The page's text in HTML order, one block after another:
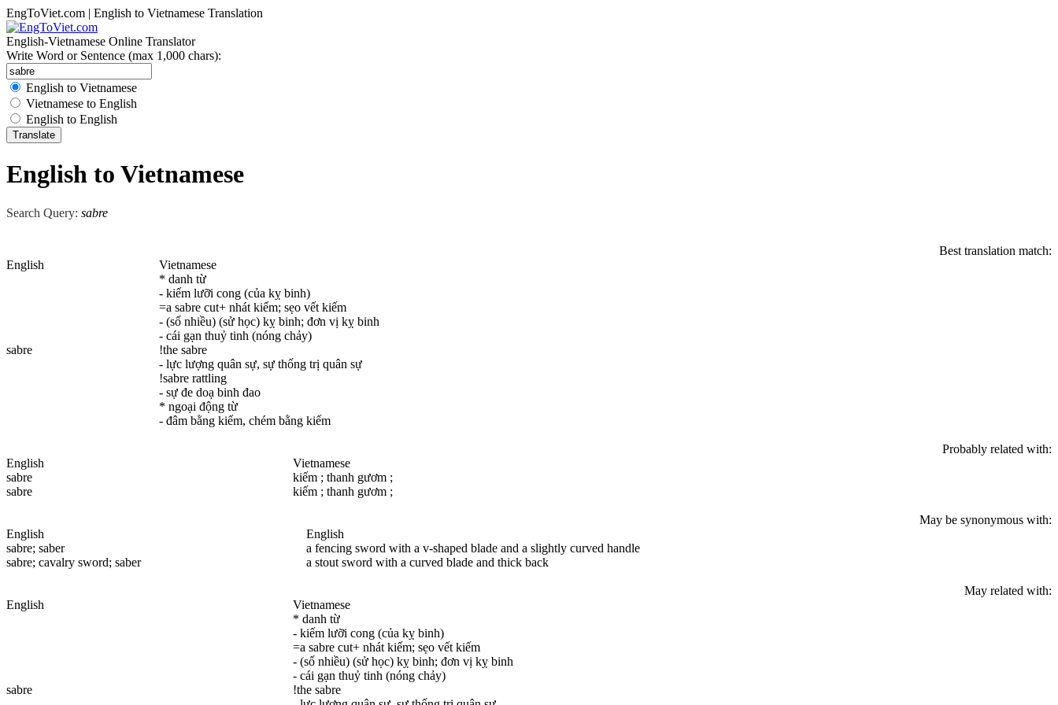
EngToViet.com | English to Vietnamese Translation
English-Vietnamese Online Translator
Write Word or Sentence (max 1,000 chars):
English to Vietnamese
Vietnamese to English
English to English
English to Vietnamese
Search Query: sabre
Best translation match:
English
Vietnamese
sabre
* danh từ
- kiếm lưỡi cong (của kỵ binh)
=a sabre cut+ nhát kiếm; sẹo vết kiếm
- (số nhiều) (sử học) kỵ binh; đơn vị kỵ binh
- cái gạn thuỷ tinh (nóng chảy)
!the sabre
- lực lượng quân sự, sự thống trị quân sự
!sabre rattling
- sự đe doạ binh đao
* ngoại động từ
- đâm bằng kiếm, chém bằng kiếm
Probably related with:
English
Vietnamese
sabre
kiếm ; thanh gươm ;
sabre
kiếm ; thanh gươm ;
May be synonymous with:
English
English
sabre; saber
a fencing sword with a v-shaped blade and a slightly curved handle
sabre; cavalry sword; saber a stout sword with a curved blade and thick back
May related with:
English
Vietnamese
sabre
* danh từ
- kiếm lưỡi cong (của kỵ binh)
=a sabre cut+ nhát kiếm; sẹo vết kiếm
- (số nhiều) (sử học) kỵ binh; đơn vị kỵ binh
- cái gạn thuỷ tinh (nóng chảy)
!the sabre